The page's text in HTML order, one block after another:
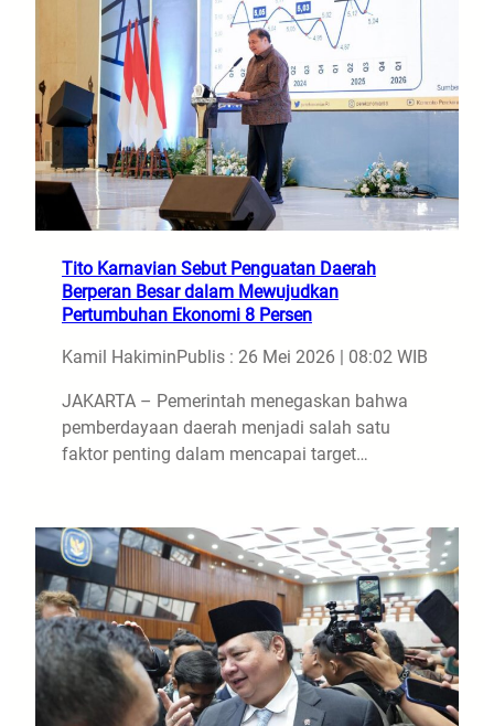
Tito Karnavian Sebut Penguatan Daerah
Berperan Besar dalam Mewujudkan
Pertumbuhan Ekonomi 8 Persen
Kamil HakiminPublis : 26 Mei 2026 | 08:02 WIB
JAKARTA – Pemerintah menegaskan bahwa
pemberdayaan daerah menjadi salah satu
faktor penting dalam mencapai target…